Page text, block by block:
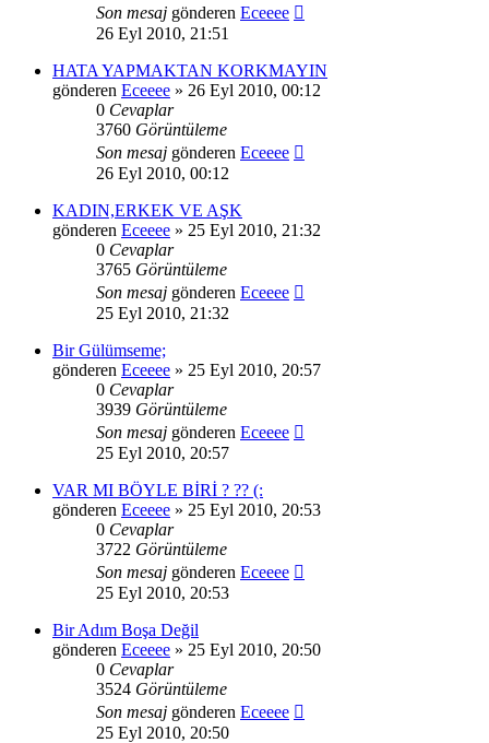
Son mesaj gönderen Eceeee
26 Eyl 2010, 21:51
HATA YAPMAKTAN KORKMAYIN
gönderen Eceeee » 26 Eyl 2010, 00:12
0 Cevaplar
3760 Görüntüleme
Son mesaj gönderen Eceeee
26 Eyl 2010, 00:12
KADIN,ERKEK VE AŞK
gönderen Eceeee » 25 Eyl 2010, 21:32
0 Cevaplar
3765 Görüntüleme
Son mesaj gönderen Eceeee
25 Eyl 2010, 21:32
Bir Gülümseme;
gönderen Eceeee » 25 Eyl 2010, 20:57
0 Cevaplar
3939 Görüntüleme
Son mesaj gönderen Eceeee
25 Eyl 2010, 20:57
VAR MI BÖYLE BİRİ ? ?? (:
gönderen Eceeee » 25 Eyl 2010, 20:53
0 Cevaplar
3722 Görüntüleme
Son mesaj gönderen Eceeee
25 Eyl 2010, 20:53
Bir Adım Boşa Değil
gönderen Eceeee » 25 Eyl 2010, 20:50
0 Cevaplar
3524 Görüntüleme
Son mesaj gönderen Eceeee
25 Eyl 2010, 20:50